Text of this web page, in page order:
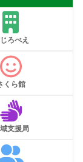
ろべえ
くら館
支援局